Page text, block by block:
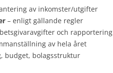
av inkomster/utgifter
– enligt gällande regler
och rapportering
av hela året
budget, bolagsstruktur